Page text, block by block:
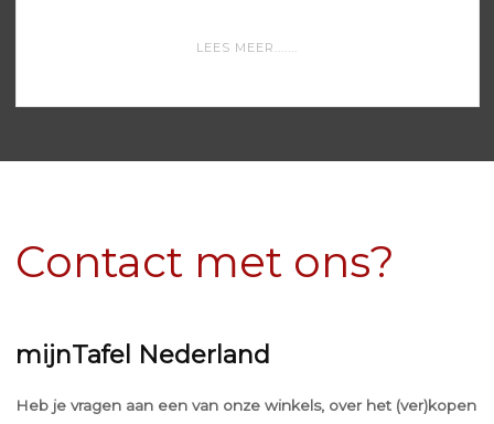
LEES MEER.......
Contact met ons?
mijnTafel Nederland
Heb je vragen aan een van onze winkels, over het (ver)kopen